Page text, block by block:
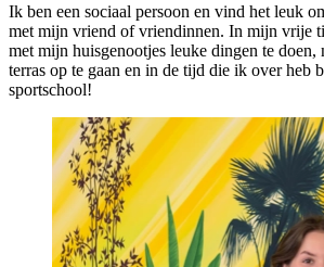
Ik ben een sociaal persoon en vind het leuk
met mijn vriend of vriendinnen. In mijn vrije
met mijn huisgenootjes leuke dingen te doen,
terras op te gaan en in de tijd die ik over heb
sportschool!